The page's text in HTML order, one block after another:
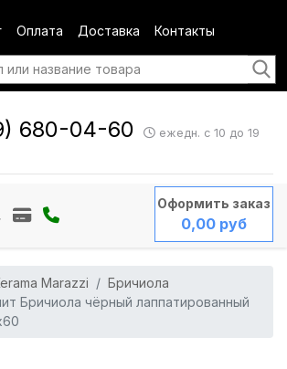
Оплата Доставка Контакты
680-04-60 ежедн. с 10 до 19
Оформить заказ
0,00 руб
Marazzi
Бричиола
Бричиола чёрный лаппатированный